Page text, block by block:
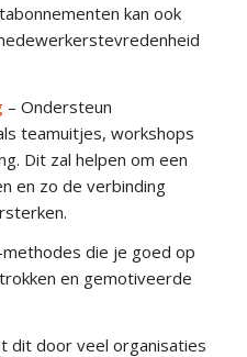
kan ook
– Ondersteun
teamuitjes, workshops
. Ditzal helpen om een
en zo de verbinding
sterken.
die je goed op
en gemotiveerde
dit door veel organisaties